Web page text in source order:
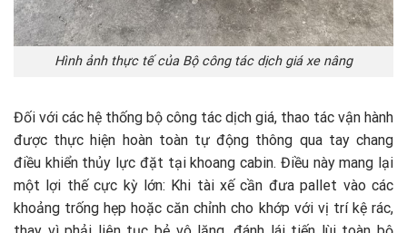
Hình ảnh thực tế của Bộ công tác dịch giá xe nâng
Đối với các hệ thống bộ công tác dịch giá, thao tác vận hành
được thực hiện hoàn toàn tự động thông qua tay chang
điều khiển thủy lực đặt tại khoang cabin. Điều này mang lại
một lợi thế cực kỳ lớn: Khi tài xế cần đưa pallet vào các
khoảng trống hẹp hoặc căn chỉnh cho khớp với vị trí kệ rác,